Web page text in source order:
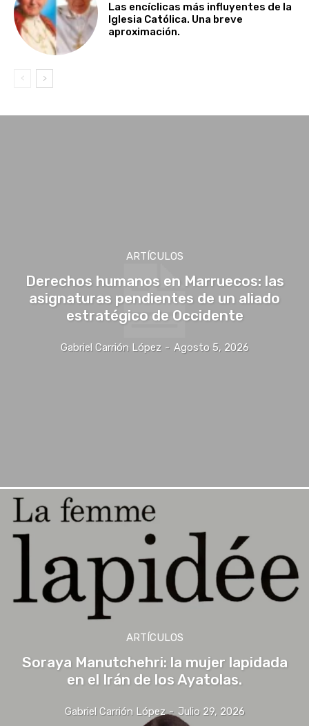
Las encíclicas más influyentes de la
Iglesia Católica. Una breve
aproximación.
ARTÍCULOS
Derechos humanos en Marruecos: las
asignaturas pendientes de un aliado
estratégico de Occidente
Gabriel Carrión López - Agosto 5, 2026
ARTÍCULOS
Soraya Manutchehri: la mujer lapidada
en el Irán de los Ayatolas.
Gabriel Carrión López - Julio 29, 2026